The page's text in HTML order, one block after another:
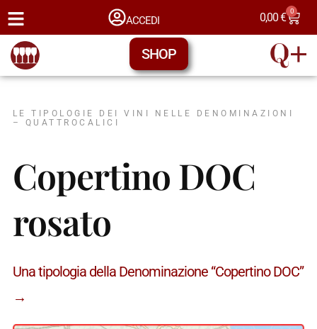
ACCEDI 0,00€ 0
SHOP
LE TIPOLOGIE DEI VINI NELLE DENOMINAZIONI
– QUATTROCALICI
Copertino DOC
rosato
Una tipologia della Denominazione “Copertino DOC”
→